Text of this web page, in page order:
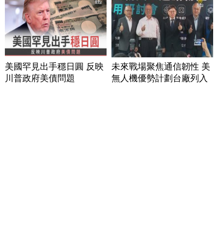
美國罕見出手穩日圓 反映
川普政府美債問題
未來戰場聚焦通信韌性 美
無人機優勢計劃台廠列入